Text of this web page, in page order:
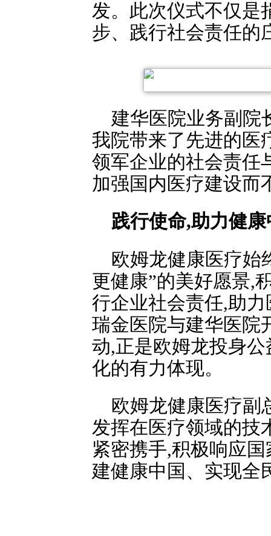
发。此次仪式不仅是
步、践行社会责任的
建华医院业务副院
我院带来了先进的医
领军企业的社会责任
加强国内医疗建设而
践行使命,助力健
欧姆龙健康医疗始
更健康”的美好愿景,
行企业社会责任,助
瑞金医院与建华医院
动,正是欧姆龙投身
化的有力体现。
欧姆龙健康医疗副
发挥在医疗领域的技
紧密携手,积极响应
建健康中国、实现全